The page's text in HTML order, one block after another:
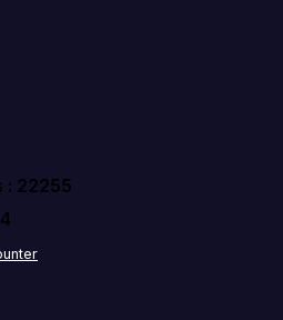
: 22255